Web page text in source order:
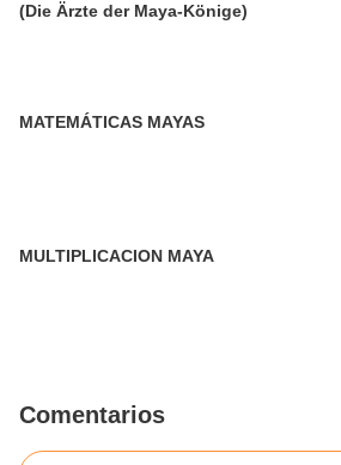
(Die Ärzte der Maya-Könige)
MATEMÁTICAS MAYAS
MULTIPLICACION MAYA
Comentarios